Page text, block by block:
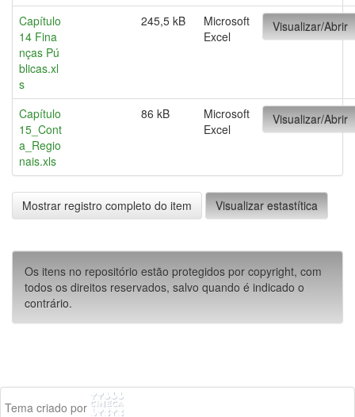
Capítulo
14 Fina
nças Pú
blicas.xl
s
245,5 kB
Microsoft
Excel
Visualizar/Abrir
Capítulo
15_Cont
a_Regio
nais.xls
86 kB
Microsoft
Excel
Visualizar/Abrir
Mostrar registro completo do item Visualizar estastítica
Os itens no repositório estão protegidos por copyright, com
todos os direitos reservados, salvo quando é indicado o
contrário.
Tema criado por